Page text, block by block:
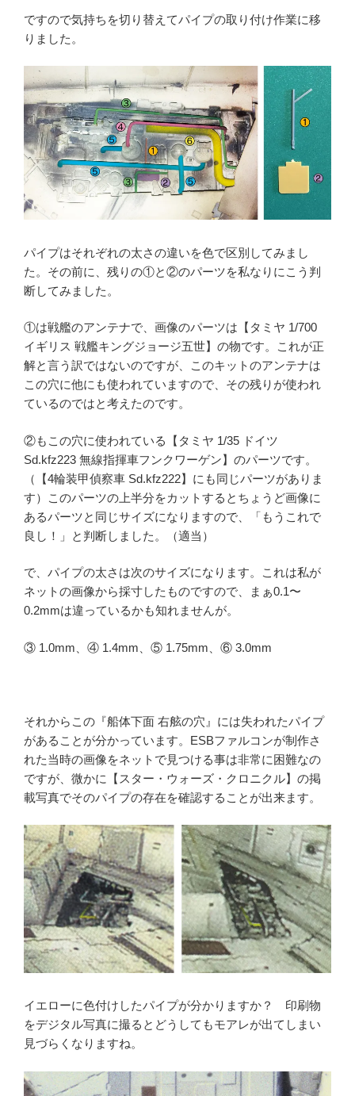
ですので気持ちを切り替えてパイプの取り付け作業に移
りました。
パイプはそれぞれの太さの違いを色で区別してみまし
た。その前に、残りの①と②のパーツを私なりにこう判
断してみました。
①は戦艦のアンテナで、画像のパーツは【タミヤ 1/700
イギリス 戦艦キングジョージ五世】の物です。これが正
解と言う訳ではないのですが、このキットのアンテナは
この穴に他にも使われていますので、その残りが使われ
ているのではと考えたのです。
②もこの穴に使われている【タミヤ 1/35 ドイツ
Sd.kfz223 無線指揮車フンクワーゲン】のパーツです。
（【4輪装甲偵察車 Sd.kfz222】にも同じパーツがありま
す）このパーツの上半分をカットするとちょうど画像に
あるパーツと同じサイズになりますので、「もうこれで
良し！」と判断しました。（適当）
で、パイプの太さは次のサイズになります。これは私が
ネットの画像から採寸したものですので、まぁ0.1〜
0.2mmは違っているかも知れませんが。
③ 1.0mm、④ 1.4mm、⑤ 1.75mm、⑥ 3.0mm
それからこの『船体下面 右舷の穴』には失われたパイプ
があることが分かっています。ESBファルコンが制作さ
れた当時の画像をネットで見つける事は非常に困難なの
ですが、微かに【スター・ウォーズ・クロニクル】の掲
載写真でそのパイプの存在を確認することが出来ます。
イエローに色付けしたパイプが分かりますか？ 印刷物
をデジタル写真に撮るとどうしてもモアレが出てしまい
見づらくなりますね。